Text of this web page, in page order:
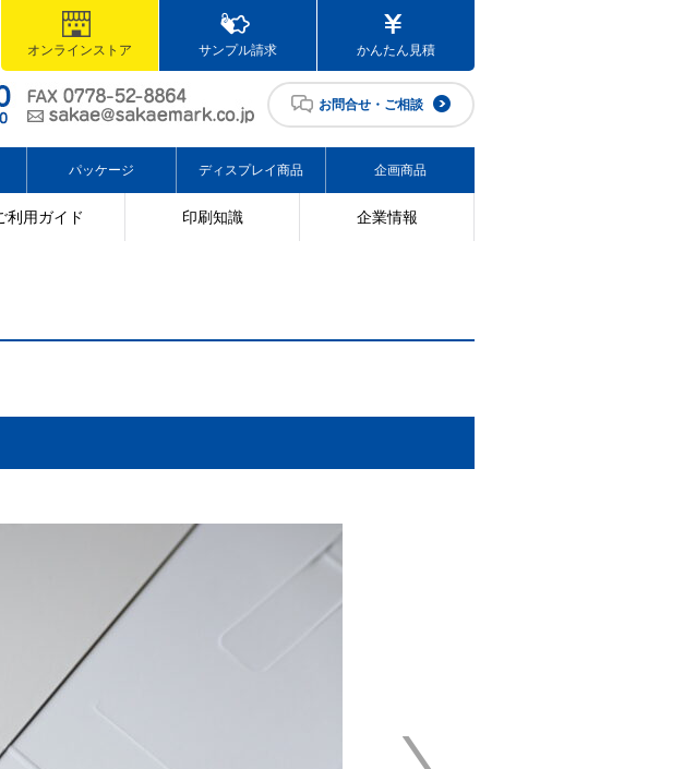
オンラインストア サンプル請求 かんたん見積
お問合せ・ご相談
利用ガイド 印刷知識 企業情報
パッケージ ディスプレイ商品 企画商品